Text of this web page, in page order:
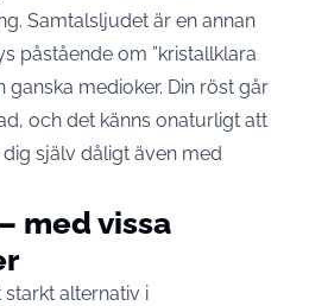
Samtalsljudet är en annan
påstående om ”kristallklara
ganska medioker. Din röst går
och det känns onaturligt att
själv dåligt även med
med vissa
starkt alternativ i